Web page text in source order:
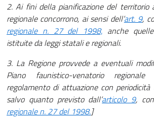
2. Ai fini della pianificazione del territorio
regionale concorrono, ai sensi dell’art. 9,
regionale n. 27 del 1998, anche
istituite da leggi statali e regionali.
3. La Regione provvede a eventuali
Piano faunistico-venatorio
regolamento di attuazione con
salvo quanto previsto dall’articolo 9,
regionale n. 27 del 1998.]